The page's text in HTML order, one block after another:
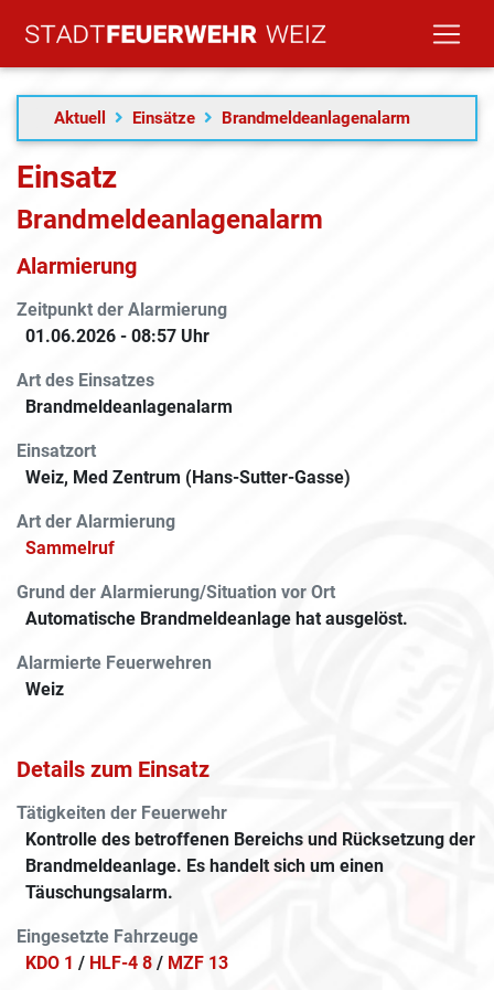
Aktuell Einsätze Brandmeldeanlagenalarm
Einsatz
Brandmeldeanlagen­alarm
Alarmierung
Zeitpunkt der Alarmierung
01.06.2026 - 08:57 Uhr
Art des Einsatzes
Brandmeldeanlagen­alarm
Einsatzort
Weiz, Med Zentrum (Hans-Sutter-Gasse)
Art der Alarmierung
Sammelruf
Grund der Alarmierung/Situation vor Ort
Automatische Brandmeldeanlage hat ausgelöst.
Alarmierte Feuerwehren
Weiz
Details zum Einsatz
Tätigkeiten der Feuerwehr
Kontrolle des betroffenen Bereichs und Rücksetzung der
Brandmeldeanlage. Es handelt sich um einen
Täuschungsalarm.
Eingesetzte Fahrzeuge
KDO 1 / HLF-4 8 / MZF 13